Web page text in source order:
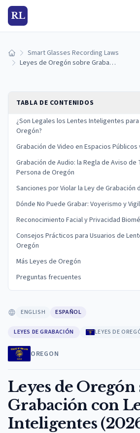
RL
Inicio Smart Glasses Recording Laws
Leyes de Oregón sobre Grabación con Lentes Inteligentes (2026)
TABLA DE CONTENIDOS
¿Son Legales los Lentes Inteligentes
Oregón?
Grabación de Video en Espacios
Grabación de Audio: la Regla de Aviso de
Persona de Oregón
Sanciones por Violar la Ley de Grabación
Dónde No Puede Grabar: Voyerismo y
Reconocimiento Facial y Privacidad
Consejos Prácticos para Usuarios de
Oregón
Más Leyes de Oregón
Preguntas frecuentes
ENGLISH ESPAÑOL
LEYES DE GRABACIÓN LEYES DE
OREGON
Leyes de Oregón
Grabación con
Inteligentes